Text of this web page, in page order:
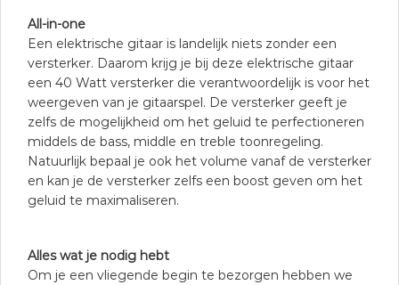
All-in-one
Een elektrische gitaar is landelijk niets zonder een
versterker. Daarom krijg je bij deze elektrische gitaar
een 40 Watt versterker die verantwoordelijk is voor het
weergeven van je gitaarspel. De versterker geeft je
zelfs de mogelijkheid om het geluid te perfectioneren
middels de bass, middle en treble toonregeling.
Natuurlijk bepaal je ook het volume vanaf de versterker
en kan je de versterker zelfs een boost geven om het
geluid te maximaliseren.
Alles wat je nodig hebt
Om je een vliegende begin te bezorgen hebben we